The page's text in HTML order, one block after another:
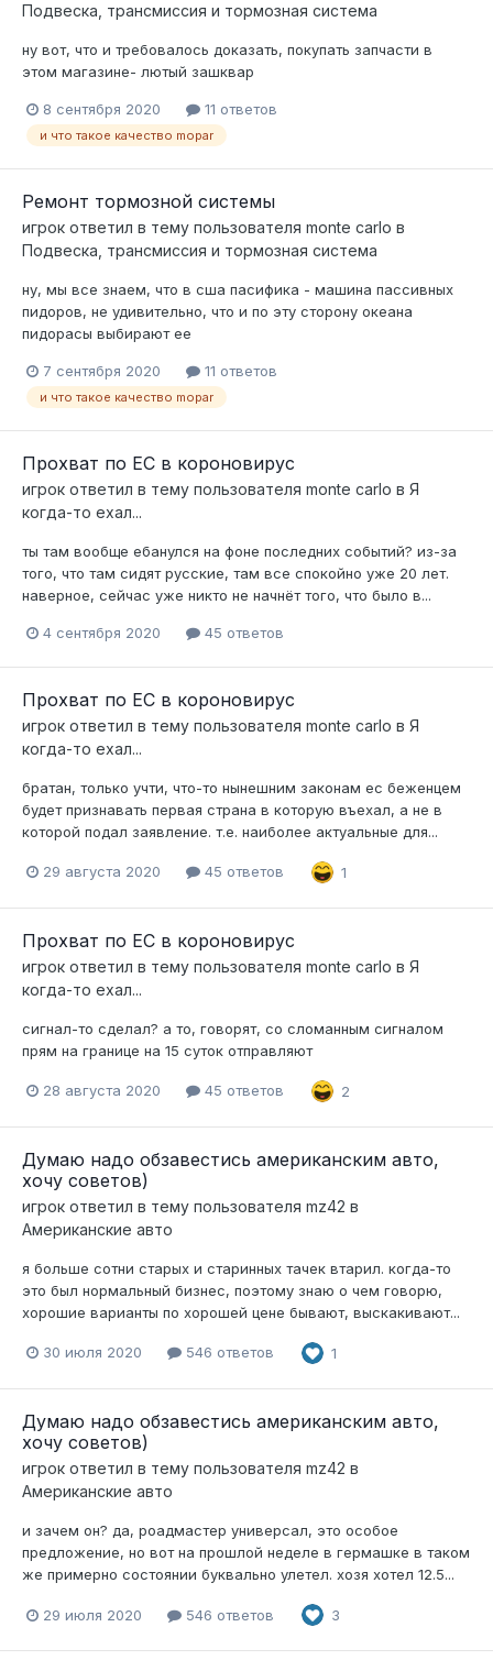
Подвеска, трансмиссия и тормозная система
ну вот, что и требовалось доказать, покупать запчасти в
этом магазине- лютый зашквар
8 сентября 2020 11 ответов
и что такое качество mopar
Ремонт тормозной системы
игрок ответил в тему пользователя monte carlo в
Подвеска, трансмиссия и тормозная система
ну, мы все знаем, что в сша пасифика - машина пассивных
пидоров, не удивительно, что и по эту сторону океана
пидорасы выбирают ее
7 сентября 2020 11 ответов
и что такое качество mopar
Прохват по ЕС в короновирус
игрок ответил в тему пользователя monte carlo в Я
когда-то ехал...
ты там вообще ебанулся на фоне последних событий? из-за
того, что там сидят русские, там все спокойно уже 20 лет.
наверное, сейчас уже никто не начнёт того, что было в...
4 сентября 2020 45 ответов
Прохват по ЕС в короновирус
игрок ответил в тему пользователя monte carlo в Я
когда-то ехал...
братан, только учти, что-то нынешним законам ес беженцем
будет признавать первая страна в которую въехал, а не в
которой подал заявление. т.е. наиболее актуальные для...
29 августа 2020 45 ответов 1
Прохват по ЕС в короновирус
игрок ответил в тему пользователя monte carlo в Я
когда-то ехал...
сигнал-то сделал? а то, говорят, со сломанным сигналом
прям на границе на 15 суток отправляют
28 августа 2020 45 ответов 2
Думаю надо обзавестись американским авто,
хочу советов)
игрок ответил в тему пользователя mz42 в
Американские авто
я больше сотни старых и старинных тачек втарил. когда-то
это был нормальный бизнес, поэтому знаю о чем говорю,
хорошие варианты по хорошей цене бывают, выскакивают...
30 июля 2020 546 ответов 1
Думаю надо обзавестись американским авто,
хочу советов)
игрок ответил в тему пользователя mz42 в
Американские авто
и зачем он? да, роадмастер универсал, это особое
предложение, но вот на прошлой неделе в гермашке в таком
же примерно состоянии буквально улетел. хозя хотел 12.5...
29 июля 2020 546 ответов 3